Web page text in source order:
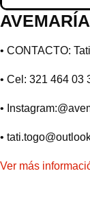
AVEMARÍA
• CONTACTO:
• Cel: 321 464 03
•
•
Ver más